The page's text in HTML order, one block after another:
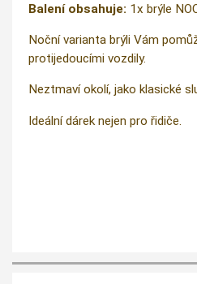
Balení obsahuje: 1x brýle
Noční varianta brýli Vám
protijedoucími vozdily.
Neztmaví okolí, jako klasické
Ideální dárek nejen pro řidiče.